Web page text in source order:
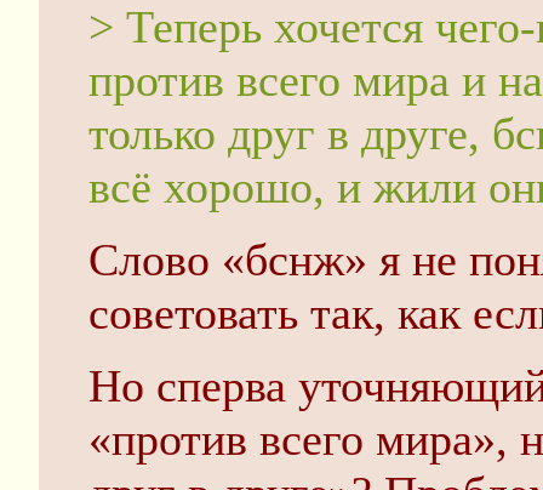
> Теперь хочется
против всего мира и
только друг в друге,
всё хорошо, и жили
Слово «бснж» я не
советовать так, как
Но сперва
«против всего мира»,